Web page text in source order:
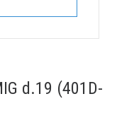
d.19 (401D-